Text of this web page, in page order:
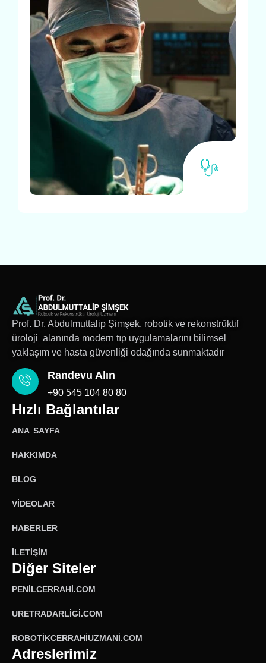
Prof. Dr. Abdulmuttalip Şimşek, robotik ve rekonstrüktif
üroloji alanında modern tıp uygulamalarını bilimsel
yaklaşım ve hasta güvenliği odağında sunmaktadır
Randevu Alın
+90 545 104 80 80
Hızlı Bağlantılar
ANA SAYFA
HAKKIMDA
BLOG
VIDEOLAR
HABERLER
İLETIŞIM
Diğer Siteler
PENILCERRAHI.COM
URETRADARLIGI.COM
ROBOTIKCERRAHIUZMANI.COM
Adreslerimiz